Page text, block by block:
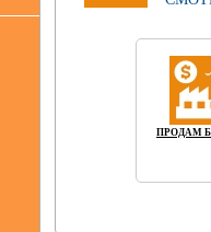
ПРОДАМ